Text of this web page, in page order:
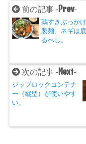
前の記事 - Prev-
鶏すきぶっか
製麺、ネギは
るべし。
次の記事 - Next-
ジップロックコンテナ
ー（縦型）が使いやす
い。